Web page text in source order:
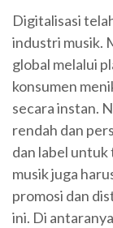
Digitalisasi
industri musik.
global melalui
konsumen
secara instan.
rendah dan
dan label
musik juga
promosi dan
ini. Di